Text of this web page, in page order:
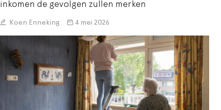
inkomen de gevolgen zullen merken
Koen Enneking 4 mei 2026